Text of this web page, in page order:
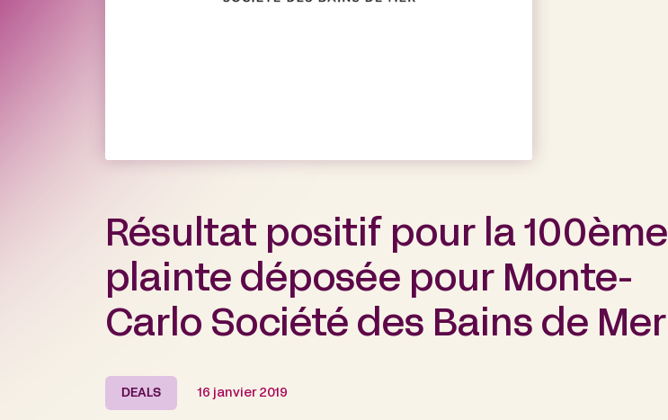
Résultat positif pour la 100ème
plainte déposée pour Monte-
Carlo Société des Bains de Mer
DEALS 16 janvier 2019